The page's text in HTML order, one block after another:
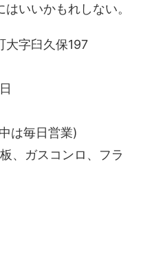
いいかもれしない。
字臼久保197
は毎日営業)
、ガスコンロ、フラ